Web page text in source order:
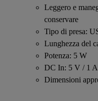
Leggero e
conservare
Tipo di presa:
Lunghezza del
Potenza: 5 W
DC In: 5 V / 1 A
Dimensioni